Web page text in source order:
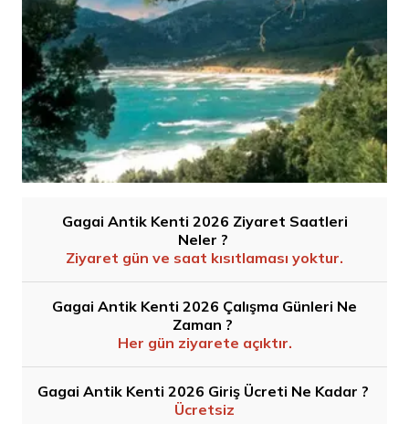
Gagai Antik Kenti 2026 Ziyaret Saatleri
Neler ?
Ziyaret gün ve saat kısıtlaması yoktur.
Gagai Antik Kenti 2026 Çalışma Günleri Ne
Zaman ?
Her gün ziyarete açıktır.
Gagai Antik Kenti 2026 Giriş Ücreti Ne Kadar ?
Ücretsiz